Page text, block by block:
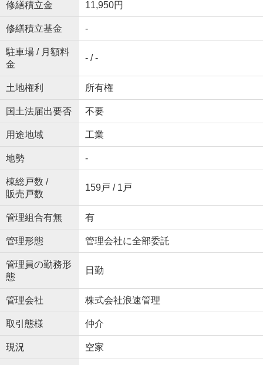
修繕積立金 11,950円
修繕積立基金 -
駐車場 / 月額料
金
- / -
土地権利 所有権
国土法届出要否 不要
用途地域 工業
地勢 -
棟総戸数 /
販売戸数
159戸 / 1戸
管理組合有無 有
管理形態 管理会社に全部委託
管理員の勤務形
態
日勤
管理会社 株式会社浪速管理
取引態様 仲介
現況 空家